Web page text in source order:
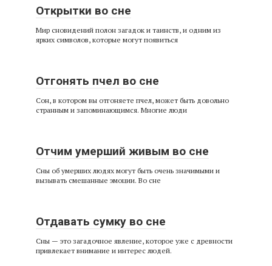
Открытки во сне
Мир сновидений полон загадок и таинств, и одним из
ярких символов, которые могут появиться
Отгонять пчел во сне
Сон, в котором вы отгоняете пчел, может быть довольно
странным и запоминающимся. Многие люди
Отчим умерший живым во сне
Сны об умерших людях могут быть очень значимыми и
вызывать смешанные эмоции. Во сне
Отдавать сумку во сне
Сны — это загадочное явление, которое уже с древности
привлекает внимание и интерес людей.